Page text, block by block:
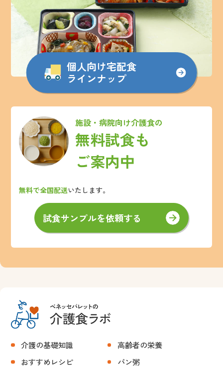
個人向け宅配食
ラインナップ
施設・病院向け介護食の
無料試食も
ご案内中
無料で全国配送いたします。
試食サンプルを依頼する
介護の基礎知識
高齢者の栄養
おすすめレシピ
パン粥